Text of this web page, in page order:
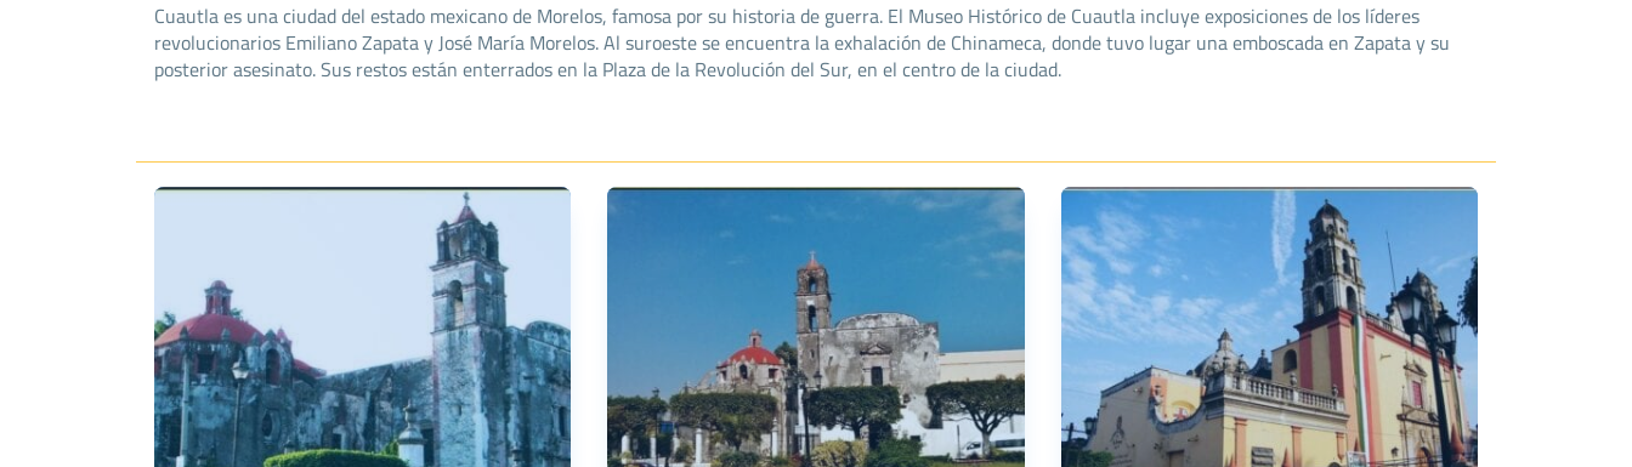
Cuautla es una ciudad del estado mexicano de Morelos, famosa por su historia de guerra. El Museo Histórico de Cuautla incluye exposiciones de los líderes
revolucionarios Emiliano Zapata y José María Morelos. Al suroeste se encuentra la exhalación de Chinameca, donde tuvo lugar una emboscada en Zapata y su
posterior asesinato. Sus restos están enterrados en la Plaza de la Revolución del Sur, en el centro de la ciudad.